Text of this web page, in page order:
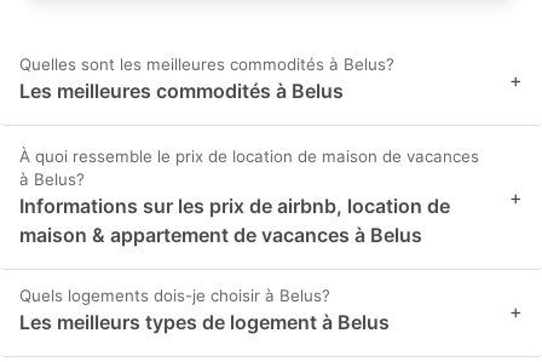
Quelles sont les meilleures commodités à Belus?
Les meilleures commodités à Belus +
À quoi ressemble le prix de location de maison de vacances
à Belus?
Informations sur les prix de airbnb, location de
maison & appartement de vacances à Belus
+
Quels logements dois-je choisir à Belus?
Les meilleurs types de logement à Belus +